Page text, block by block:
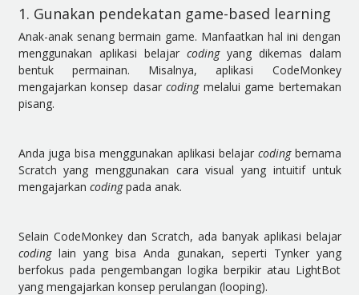
1. Gunakan pendekatan game-based learning
Anak-anak senang bermain game. Manfaatkan hal ini dengan
menggunakan aplikasi belajar codingyang dikemas dalam
bentuk permainan. Misalnya, aplikasi CodeMonkey
mengajarkan konsep dasar codingmelalui game bertemakan
pisang.
Anda juga bisa menggunakan aplikasi belajar coding bernama
Scratch yang menggunakan cara visual yang intuitif untuk
mengajarkan codingpada anak.
Selain CodeMonkey dan Scratch, ada banyak aplikasi belajar
codinglain yang bisa Anda gunakan, seperti Tynker yang
berfokus pada pengembangan logika berpikir atau LightBot
yang mengajarkan konsep perulangan (looping).